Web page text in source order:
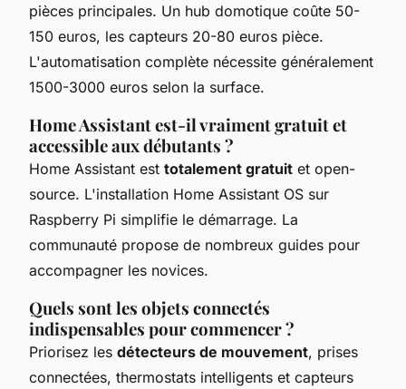
pièces principales. Un hub domotique coûte 50-
150 euros, les capteurs 20-80 euros pièce.
L'automatisation complète nécessite généralement
1500-3000 euros selon la surface.
Home Assistant est-il vraiment gratuit et
accessible aux débutants ?
Home Assistant est totalement gratuit et open-
source. L'installation Home Assistant OS sur
Raspberry Pi simplifie le démarrage. La
communauté propose de nombreux guides pour
accompagner les novices.
Quels sont les objets connectés
indispensables pour commencer ?
Priorisez les détecteurs de mouvement, prises
connectées, thermostats intelligents et capteurs